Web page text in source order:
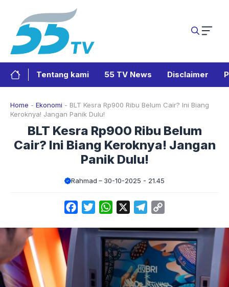
Tentang kami 55 TV News Disclaimer
Home - Ekonomi - BLT Kesra Rp900 Ribu Belum Cair? Ini Biang
Keroknya! Jangan Panik Dulu!
BLT Kesra Rp900 Ribu Belum
Cair? Ini Biang Keroknya! Jangan
Panik Dulu!
Rahmad 30-10-2025 - 21.45
FacebookTwitterWhatsApp Telegram